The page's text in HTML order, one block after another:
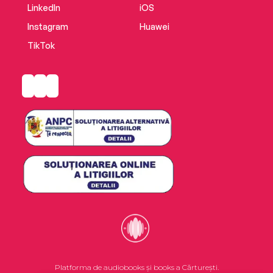
LinkedIn
Instagram
TikTok
iOS
Huawei
Platforma de audiobooks și books a Cărturești.